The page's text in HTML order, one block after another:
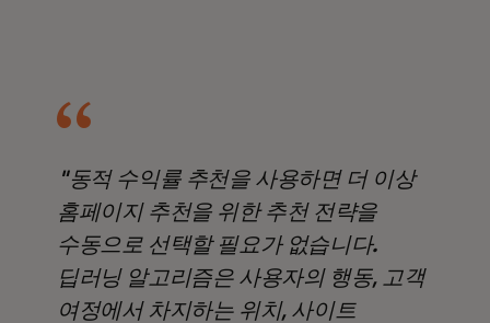
"동적 수익률 추천을 사용하면 더 이상
홈페이지 추천을 위한 추천 전략을
수동으로 선택할 필요가 없습니다.
딥러닝 알고리즘은 사용자의 행동, 고객
여정에서 차지하는 위치, 사이트